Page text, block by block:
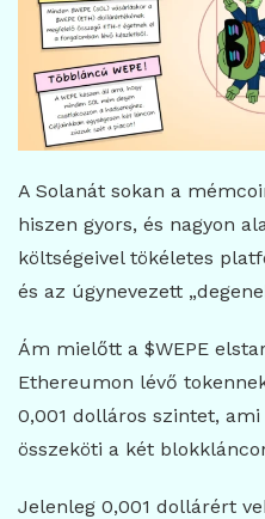
A Solanát sokan a
hiszen gyors, és nagyon
költségeivel tökéletes
és az úgynevezett
Ám mielőtt a $WEPE
Ethereumon lévő
0,001 dolláros szintet, ami
összeköti a két
Jelenleg 0,001 dollárért